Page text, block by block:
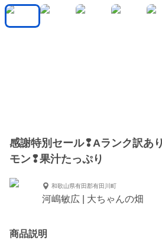
感謝特別セール❢Aランク訳あ
モン❢果汁たっぷり
和歌山県有田郡有田川町
河嶋敏広 | 大ちゃんの畑
商品説明